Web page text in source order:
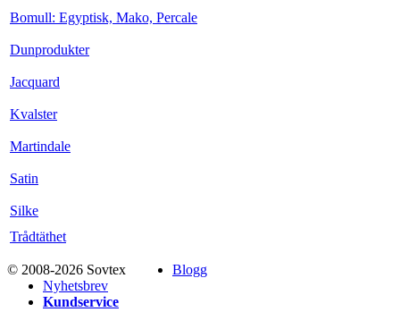
Bomull: Egyptisk, Mako, Percale
Dunprodukter
Jacquard
Kvalster
Martindale
Satin
Silke
Trådtäthet
© 2008-2026 Sovtex
Blogg
Nyhetsbrev
Kundservice